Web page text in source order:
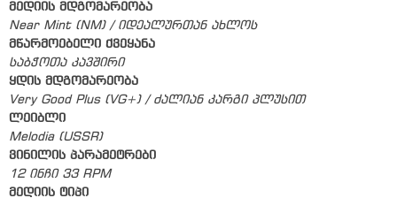
მედიის მდგომარეობა
Near Mint (NM) / იდეალურთან ახლოს
მწარმოებელი ქვეყანა
საბჭოთა კავშირი
ყდის მდგომარეობა
Very Good Plus (VG+) / ძალიან კარგი პლუსით
ლეიბლი
Melodia (USSR)
ვინილის პარამეტრები
12 ინჩი 33 RPM
მედიის ტიპი